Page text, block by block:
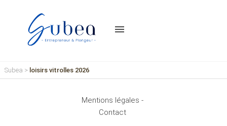
menu
Subea > loisirs vitrolles 2026
Mentions légales -
Contact